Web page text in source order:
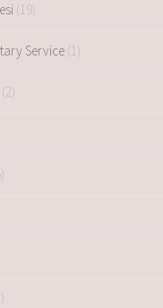
(19)
Service (1)
(2)